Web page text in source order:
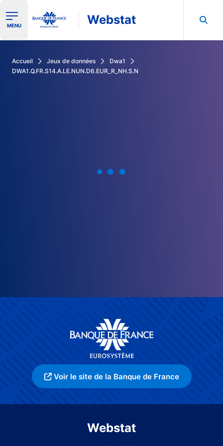
Ouvrir le menu de navigation
MENU Webstat
Accueil Jeux de données
Dwa1
DWA1.Q.FR.S14.A.LE.NUN.D6.EUR_R_NH.S.N
Voir le site de la Banque de France
Webstat